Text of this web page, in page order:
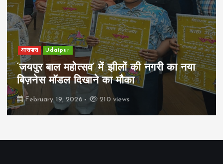
आसपास Udaipur
‘जयपुर बाल महोत्सव’ में झीलों की नगरी का नया
बिज़नेस मॉडल दिखाने का मौका
February 19, 2026 210 views